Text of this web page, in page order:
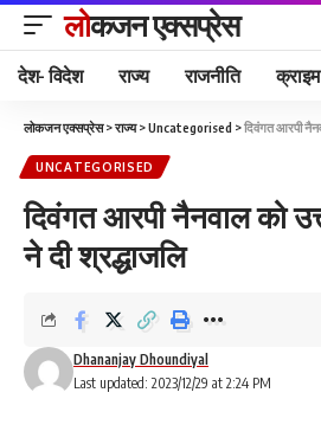
लोकजन एक्सप्रेस
देश- विदेश राज्य राजनीति क्राइम
लोकजन एक्सप्रेस>राज्य>Uncategorised >दिवंगत आरपी
UNCATEGORISED
दिवंगत आरपी नैनवाल को
ने दी श्रद्धाजलि
Last updated: 2023/12/29 at 2:24 PM
Dhananjay Dhoundiyal